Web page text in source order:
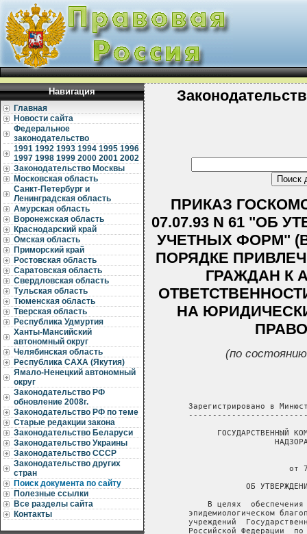
Навигация
Главная
Новости сайта
Федеральное
законодательство
1991 1992 1993 1994 1995 1996
1997 1998 1999 2000 2001 2002
Законодательство Москвы
Московская область
Санкт-Петербург и
Ленинградская область
Амурская область
Воронежская область
Краснодарский край
Омская область
Приморский край
Ростовская область
Саратовская область
Свердловская область
Тульская область
Тюменская область
Тверская область
Республика Удмуртия
Ханты-Мансийский
автономный округ
Челябинская область
Республика САХА (Якутия)
Ямало-Ненецкий автономный
округ
Законодательство РФ
обновление 2008г.
Законодательство РФ по теме
Старые редакции закона
Законодательство Беларуси
Законодательство Украины
Законодательство СССР
Законодательство других
стран
Поиск документа по сайту
Полезные ссылки
Все разделы сайта
Контакты
ПРИКАЗ
07.07.93 N 61 "ОБ
УЧЕТНЫХ ФОРМ"
ПОРЯДКЕ
ГРАЖДАН К
НА
(по